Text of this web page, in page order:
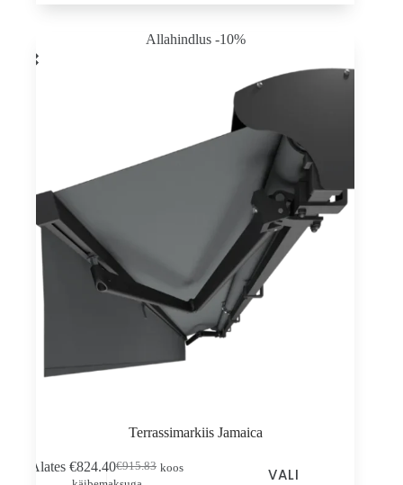
€915.83.
€824.40.
valida
Allahindlus -10%
Terrassimarkiis Jamaica
Alates €915.83
Esialgne
€824.40Praegunekoos
VALI
Sellel